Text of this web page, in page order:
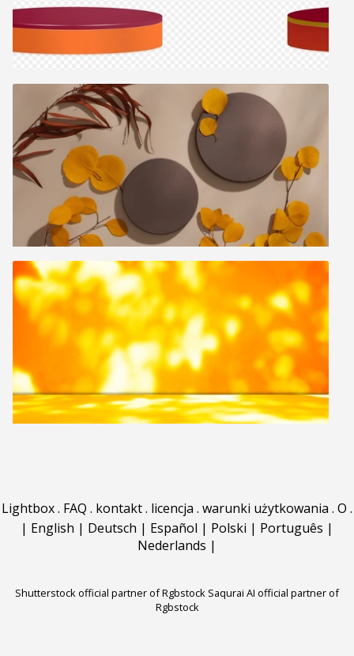
Lightbox. FAQ . kontakt. licencja . warunki użytkowania . O .
| English | Deutsch | Español | Polski | Português |
Nederlands |
Shutterstock official partner of Rgbstock Saqurai AI official partner of
Rgbstock